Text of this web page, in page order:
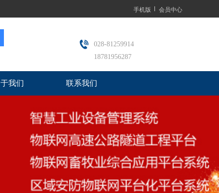
手机版 会员中心
028-81259914
18781956287
我们 联系我们